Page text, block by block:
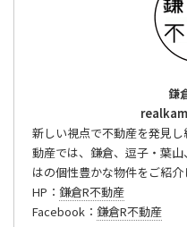
鎌
新しい視点で不動産を発見
動産では、鎌倉、逗子・葉
はの個性豊かな物件をご紹介
HP： 鎌倉R不動産
Facebook： 鎌倉R不動産